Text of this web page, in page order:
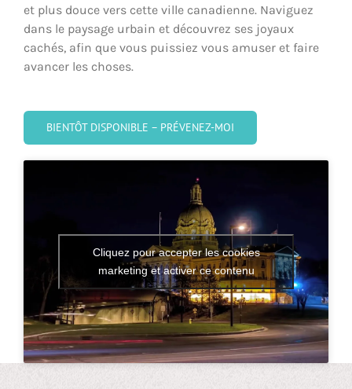
et plus douce vers cette ville canadienne. Naviguez
dans le paysage urbain et découvrez ses joyaux
cachés, afin que vous puissiez vous amuser et faire
avancer les choses.
BIENTÔT DISPONIBLE – PRÉVENEZ-MOI
Cliquez pour accepter les cookies
marketing et activer ce contenu